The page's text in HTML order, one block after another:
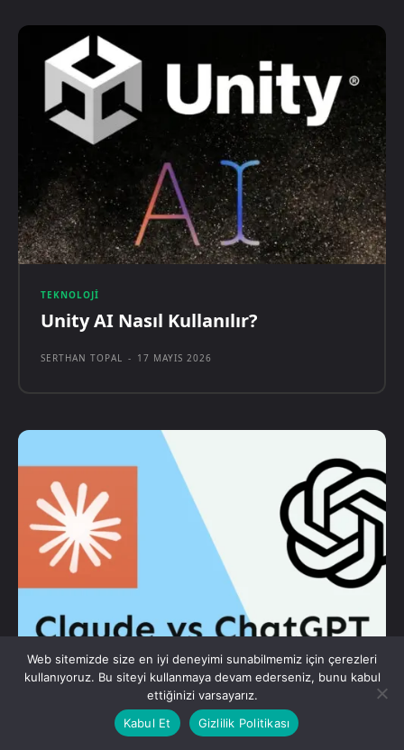
TEKNOLOJI
Unity AI Nasıl Kullanılır?
SERTHAN TOPAL - 17 MAYIS 2026
ChatGPT ve Claude Yapay Zekasına
Web sitemizde size en iyi deneyimi sunabilmemiz için çerezleri
kullanıyoruz. Bu siteyi kullanmaya devam ederseniz, bunu kabul
ettiğinizi varsayarız.
Kabul Et
Gizlilik Politikası